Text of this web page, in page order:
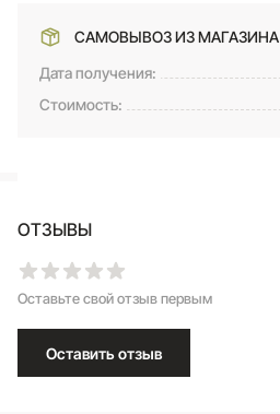
САМОВЫВОЗ ИЗ МАГАЗИНА
Дата получения:
Стоимость:
ОТЗЫВЫ
Оставьте свой отзыв первым
Оставить отзыв